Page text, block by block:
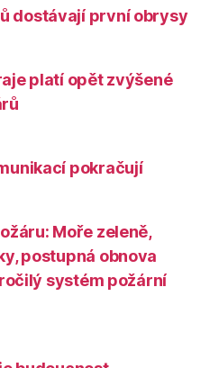
dostávají první obrysy
platí opět zvýšené
pokračují
Moře zeleně,
postupná obnova
systém požární